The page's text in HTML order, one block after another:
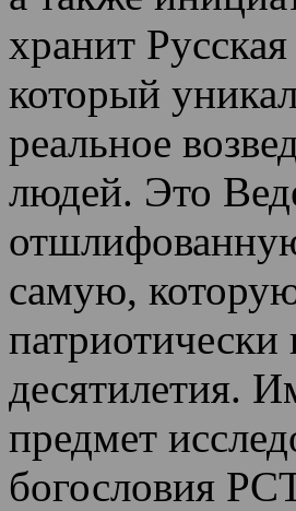
хранит
который
реальное
людей. Это
самую,
десятилетия.
предмет
богословия